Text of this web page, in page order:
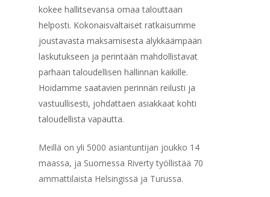
kokee hallitsevansa omaa talouttaan
helposti. Kokonaisvaltaiset ratkaisumme
joustavasta maksamisesta älykkäämpään
laskutukseen ja perintään mahdollistavat
parhaan taloudellisen hallinnan kaikille.
Hoidamme saatavien perinnän reilusti ja
vastuullisesti, johdattaen asiakkaat kohti
taloudellista vapautta.
Meillä on yli 5000 asiantuntijan joukko 14
maassa, ja Suomessa Riverty työllistää 70
ammattilaista Helsingissä ja Turussa.